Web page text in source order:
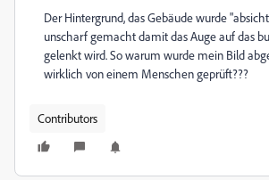
Der Hintergrund, das Gebäude wurde
unscharf gemacht damit das Auge auf das
gelenkt wird. So warum wurde mein Bild
wirklich von einem Menschen geprüft???
Contributors